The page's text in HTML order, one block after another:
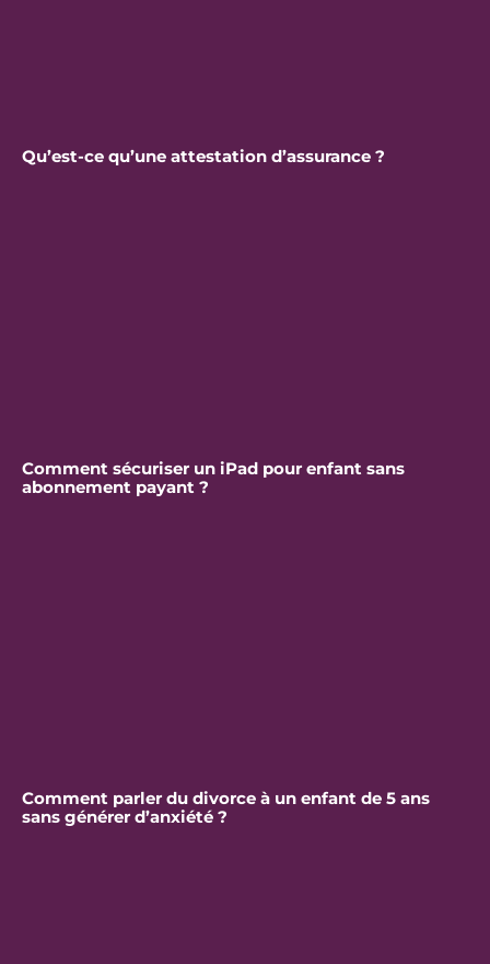
Qu’est-ce qu’une attestation d’assurance ?
Comment sécuriser un iPad pour enfant sans
abonnement payant ?
Comment parler du divorce à un enfant de 5 ans
sans générer d’anxiété ?